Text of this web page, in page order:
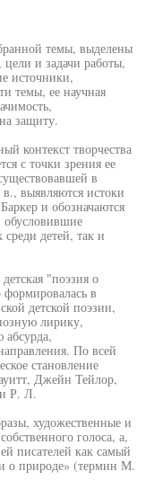
темы, выделены
цели и задачи работы,
источники,
темы, ее научная
защиту.
контекст творчества
с точки зрения ее
в
в., выявляются истоки
и обозначаются
обусловившие
среди детей, так и
"поэзия о
формировалась в
детской поэзии,
лирику,
абсурда,
По всей
становление
Джейн Тейлор,
Р. Л.
художественные и
голоса, а,
писателей как самый
о природе» (термин М.